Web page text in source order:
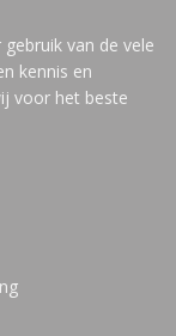
van de vele
kennis en
voor het beste